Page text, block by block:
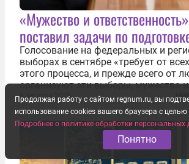
«Мужество и
поставил задачи по
Голосование на федеральных и
выборах в сентябре «требует от
этого процесса, и прежде всего от
организуют эти выборы, мужества и
ответственного отношения к
власти», — подчеркнул президент
на состоявшейся 5 августа в
6 августа 2026
Продолжая работу с сайтом regnum.ru, вы
использование cookies вашего браузера с
Подробнее о политике обработки персональных
Понятно